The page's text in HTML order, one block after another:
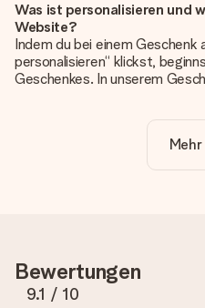
Was ist personalisieren und
Website?
Indem du bei einem Geschenk
personalisieren“ klickst,
Geschenkes. In unserem
noch eines unserer
Geschenk die perfekte
Wir möchten sicherstellen,
rundum zufrieden bist.
hochwertige Fotos zu
Bewertungen
9.1 / 10